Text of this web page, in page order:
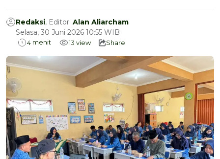
Redaksi, Editor: Alan Aliarcham
Selasa, 30 Juni 2026 10:55 WIB
4 menit 13 view Share